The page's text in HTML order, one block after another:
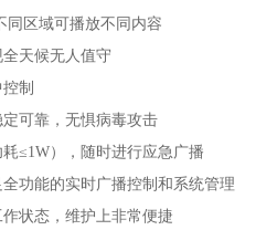
区域可播放不同内容
天候无人值守
制
可靠，无惧病毒攻击
≤1W），随时进行应急广播
功能的实时广播控制和系统管理
状态，维护上非常便捷